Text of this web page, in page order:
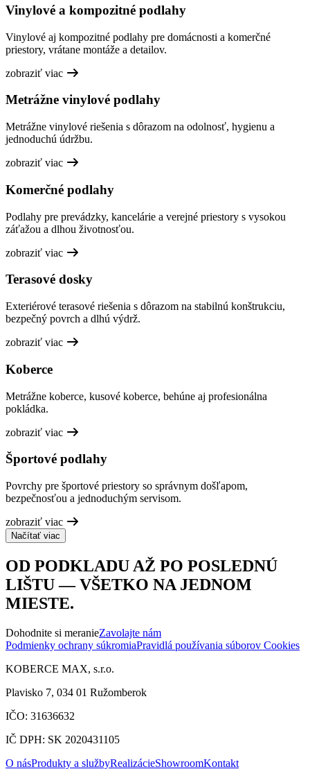
Vinylové a kompozitné podlahy
Vinylové aj kompozitné podlahy pre domácnosti a komerčné
priestory, vrátane montáže a detailov.
zobraziť viac
Metrážne vinylové podlahy
Metrážne vinylové riešenia s dôrazom na odolnosť, hygienu a
jednoduchú údržbu.
zobraziť viac
Komerčné podlahy
Podlahy pre prevádzky, kancelárie a verejné priestory s vysokou
záťažou a dlhou životnosťou.
zobraziť viac
Terasové dosky
Exteriérové terasové riešenia s dôrazom na stabilnú konštrukciu,
bezpečný povrch a dlhú výdrž.
zobraziť viac
Koberce
Metrážne koberce, kusové koberce, behúne aj profesionálna
pokládka.
zobraziť viac
Športové podlahy
Povrchy pre športové priestory so správnym došľapom,
bezpečnosťou a jednoduchým servisom.
zobraziť viac
Načítať viac
OD PODKLADU AŽ PO POSLEDNÚ
LIŠTU — VŠETKO NA JEDNOM
MIESTE.
Dohodnite si meranieZavolajte nám
Podmienky ochrany súkromiaPravidlá používania súborov Cookies
KOBERCE MAX, s.r.o.
Plavisko 7, 034 01 Ružomberok
IČO: 31636632
IČ DPH: SK 2020431105
O násProdukty a službyRealizácieShowroomKontakt